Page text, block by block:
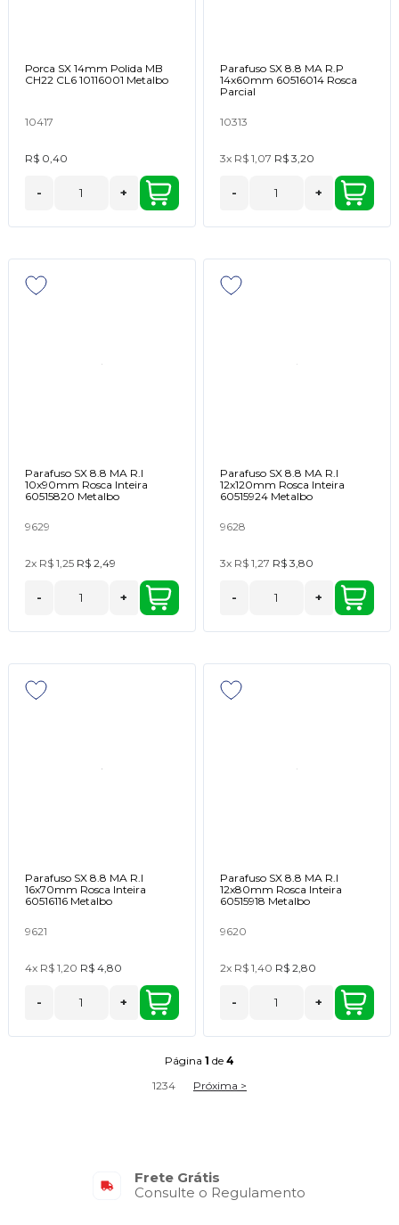
Porca SX 14mm Polida MB
CH22 CL6 10116001 Metalbo
10417
R$ 0,40
- +
Parafuso SX 8.8 MA R.P
14x60mm 60516014 Rosca
Parcial
10313
3x R$ 1,07 R$ 3,20
- +
Parafuso SX 8.8 MA R.I
10x90mm Rosca Inteira
60515820 Metalbo
9629
2x R$ 1,25 R$ 2,49
- +
Parafuso SX 8.8 MA R.I
12x120mm Rosca Inteira
60515924 Metalbo
9628
3x R$ 1,27 R$ 3,80
- +
Parafuso SX 8.8 MA R.I
16x70mm Rosca Inteira
60516116 Metalbo
9621
4x R$ 1,20 R$ 4,80
- +
Parafuso SX 8.8 MA R.I
12x80mm Rosca Inteira
60515918 Metalbo
9620
2x R$ 1,40 R$ 2,80
- +
Página 1 de 4
1234 Próxima >
Frete Grátis
Consulte o Regulamento